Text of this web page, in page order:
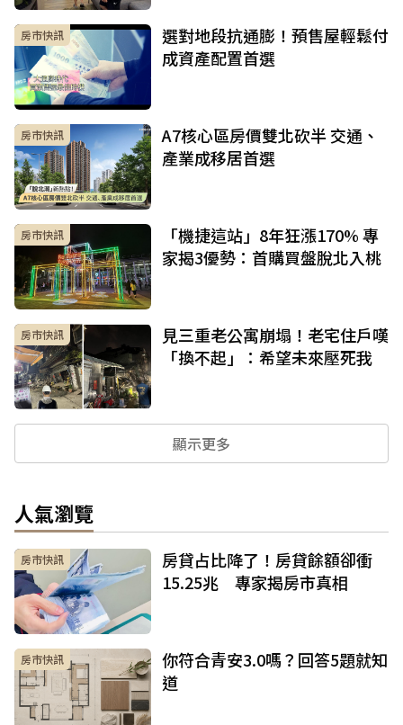
房市快訊
選對地段抗通膨！預售屋輕鬆付
成資產配置首選
房市快訊
A7核心區房價雙北砍半 交通、
產業成移居首選
房市快訊
「機捷這站」8年狂漲170% 專
家揭3優勢：首購買盤脫北入桃
房市快訊
見三重老公寓崩塌！老宅住戶嘆
「換不起」：希望未來壓死我
顯示更多
人氣瀏覽
房市快訊
房貸占比降了！房貸餘額卻衝
15.25兆 專家揭房市真相
房市快訊
你符合青安3.0嗎？回答5題就知
道